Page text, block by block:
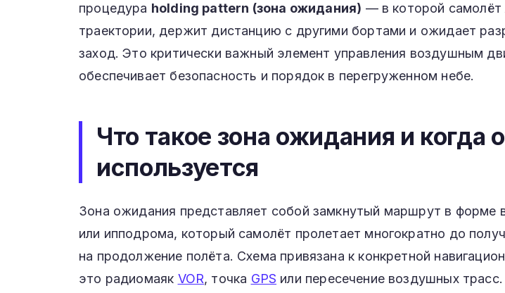
процедура holding pattern (зона ожидания) — в которой самолёт
траектории, держит дистанцию с другими бортами и ожидает
заход. Это критически важный элемент управления воздушным
обеспечивает безопасность и порядок в перегруженном небе.
Что такое зона ожидания и когда
используется
Зона ожидания представляет собой замкнутый маршрут в форме
или ипподрома, который самолёт пролетает многократно до
на продолжение полёта. Схема привязана к конкретной
это радиомаяк VOR, точка GPS или пересечение воздушных